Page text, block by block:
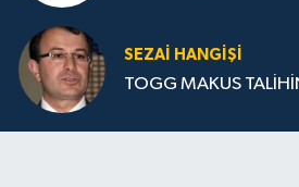
SEZAI HANGİŞİ
TOGG MAKUS